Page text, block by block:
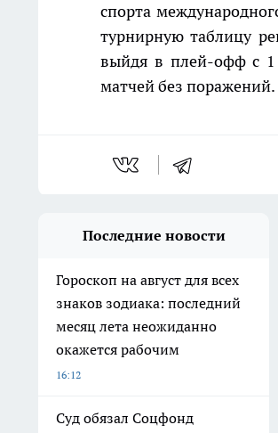
спорта
турнирную таблицу
выйдя в плей-офф с 1
матчей без поражений.
Последние новости
Гороскоп на август для всех
знаков зодиака: последний
месяц лета неожиданно
окажется рабочим
16:12
Суд обязал Соцфонд